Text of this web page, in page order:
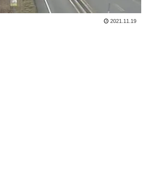
2021.11.19